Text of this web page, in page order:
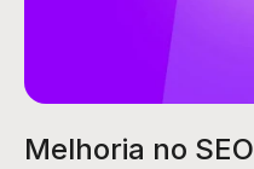
Melhoria no SEO